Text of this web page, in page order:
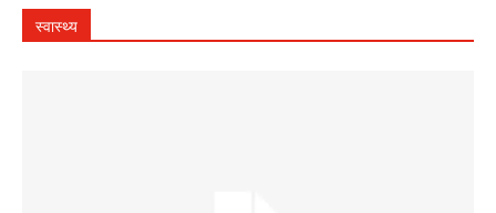
स्वास्थ्य